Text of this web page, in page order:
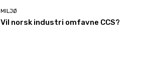
MILJØ
Vil norsk industri omfavne CCS?